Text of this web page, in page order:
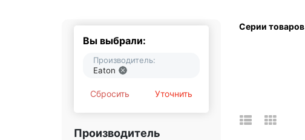
Вы выбрали:
Производитель:
Eaton
Сбросить Уточнить
Производитель
Серии товаров